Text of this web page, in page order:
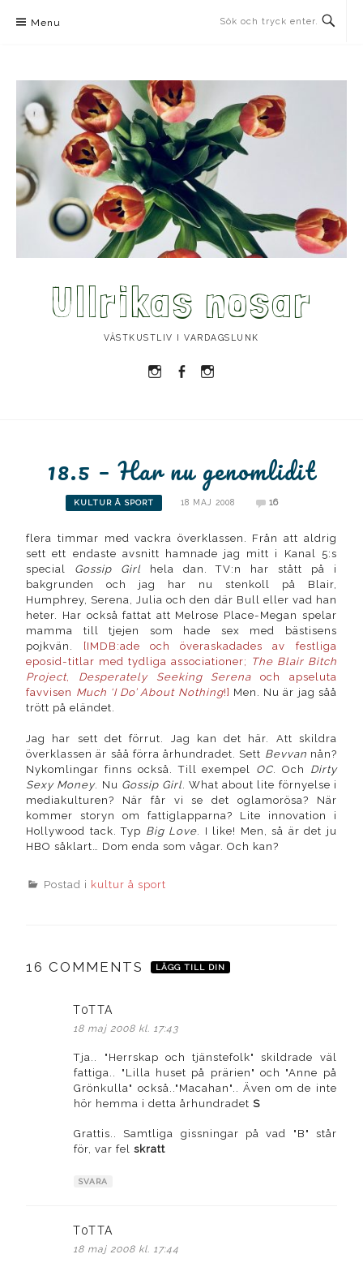
Menu
Ullrikas nosar
VÄSTKUSTLIV I VARDAGSLUNK
Instagram
Facebook
18.5 – Har nu genomlidit
KULTUR Å SPORT 18 MAJ 2008 16
flera timmar med vackra överklassen. Från att aldrig
sett ett endaste avsnitt hamnade jag mitt i Kanal 5:s
special Gossip Girlhela dan. TV:n har stått på i
bakgrunden och jag har nu stenkoll på Blair,
Humphrey, Serena, Julia och den där Bull eller vad han
heter. Har också fattat att Melrose Place-Megan spelar
mamma till tjejen som hade sex med bästisens
pojkvän.
[IMDB:ade och överaskadades av festliga
eposid-titlar med tydliga associationer; The Blair Bitch
Project, Desperately Seeking Serena och apseluta
favvisen Much ‘I Do’ About Nothing!] Men. Nu är jag såå
trött på eländet.
Jag har sett det förrut. Jag kan det här. Att skildra
överklassen är såå förra århundradet. Sett Bevvan nån?
Nykomlingar finns också. Till exempel OC . Och Dirty
Sexy Money. Nu Gossip Girl. What about lite förnyelse i
mediakulturen? När får vi se det oglamorösa? När
kommer storyn om fattiglapparna? Lite innovation i
Hollywood tack. Typ Big Love . I like! Men, så är det ju
HBO såklart… Dom enda som vågar. Och kan?
Postad i kultur å sport
16 COMMENTS LÄGG TILL DIN
T0TTA
18 maj 2008 kl. 17:43
Tja.. "Herrskap och tjänstefolk" skildrade väl
fattiga.. "Lilla huset på prärien" och "Anne på
Grönkulla" också.."Macahan".. Även om de inte
hör hemma i detta århundradetS
Grattis.. Samtliga gissningar på vad "B" står
för, var felskratt
SVARA
T0TTA
18 maj 2008 kl. 17:44